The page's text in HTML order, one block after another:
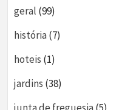
geral (99)
história(7)
hoteis (1)
jardins (38)